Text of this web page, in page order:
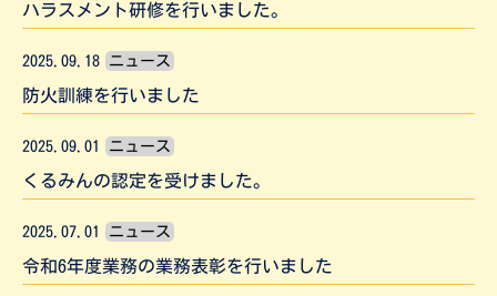
ハラスメント研修を行いました。
2025.09.18 ニュース
防火訓練を行いました
2025.09.01 ニュース
くるみんの認定を受けました。
2025.07.01 ニュース
令和6年度業務の業務表彰を行いました